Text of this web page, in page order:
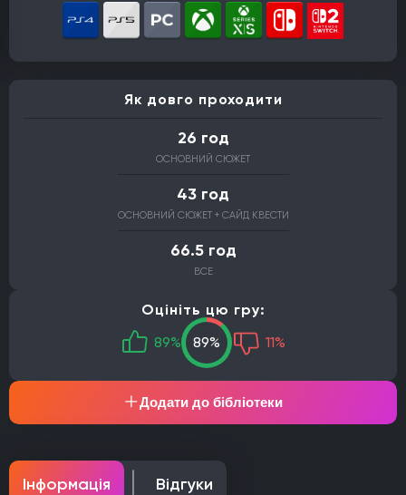
Як довго проходити
26 год
ОСНОВНИЙ СЮЖЕТ
43 год
ОСНОВНИЙ СЮЖЕТ + САЙД КВЕСТИ
66.5 год
ВСЕ
Оцініть цю гру:
89%
89% 11%
Додати до бібліотеки
Інформація Відгуки